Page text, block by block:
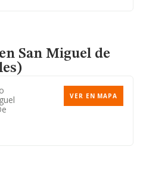
en San Miguel de
VER EN MAPA